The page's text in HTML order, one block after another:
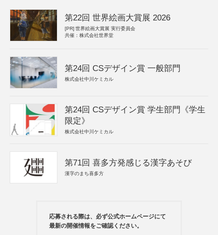
第22回 世界絵画大賞展 2026
[PR] 世界絵画大賞展 実行委員会
共催：株式会社世界堂
第24回 CSデザイン賞 一般部門
株式会社中川ケミカル
第24回 CSデザイン賞 学生部門《学生
限定》
株式会社中川ケミカル
第71回 喜多方発感じる漢字あそび
漢字のまち喜多方
応募される際は、必ず公式ホームページにて
最新の開催情報をご確認ください。